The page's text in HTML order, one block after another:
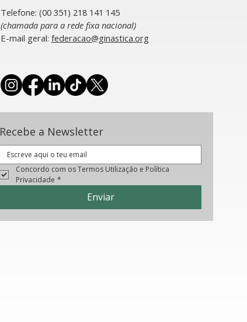
Recebe a Newsletter
Concordo com os Termos Utilização e Política
Privacidade *
Enviar
Telefone: (00 351) 218 141 145
(chamada para a rede fixa nacional)
​E-mail geral: federacao@ginastica.org